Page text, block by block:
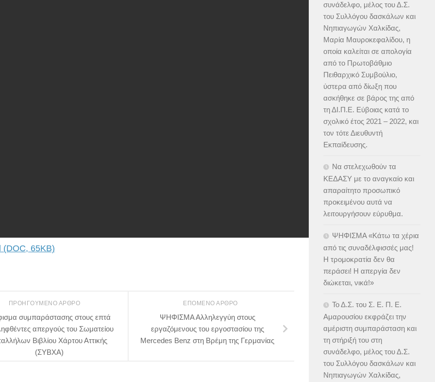
(DOC, 65KB)
ΕΠΌΜΕΝΟ ΆΡΘΡΟ
ΨΗΦΙΣΜΑ Αλληλεγγύη στους
εργαζόμενους του εργοστασίου της
Mercedes Benz στη Βρέμη της Γερμανίας
ΠΡΟΗΓΟΎΜΕΝΟ ΆΡΘΡΟ
συμπαράστασης στους επτά
απεργούς του Σωματείου
Βιβλίου Χάρτου Αττικής
(ΣΥΒΧΑ)
συνάδελφο, μέλος του Δ.Σ.
του Συλλόγου δασκάλων και
Νηπιαγωγών Χαλκίδας,
Μαρία Μαυροκεφαλίδου, η
οποία καλείται σε απολογία
από το Πρωτοβάθμιο
Πειθαρχικό Συμβούλιο,
ύστερα από δίωξη που
ασκήθηκε σε βάρος της από
τη ΔΙ.Π.Ε. Εύβοιας κατά το
σχολικό έτος 2021 – 2022, και
τον τότε Διευθυντή
Εκπαίδευσης.
Να στελεχωθούν τα
ΚΕΔΑΣΥ με το αναγκαίο και
απαραίτητο προσωπικό
προκειμένου αυτά να
λειτουργήσουν εύρυθμα.
ΨΗΦΙΣΜΑ «Κάτω τα χέρια
από τις συναδέλφισσές μας!
Η τρομοκρατία δεν θα
περάσει! Η απεργία δεν
διώκεται, νικά!»
Το Δ.Σ. του Σ. Ε. Π. Ε.
Αμαρουσίου εκφράζει την
αμέριστη συμπαράσταση και
τη στήριξή του στη
συνάδελφο, μέλος του Δ.Σ.
του Συλλόγου δασκάλων και
Νηπιαγωγών Χαλκίδας,